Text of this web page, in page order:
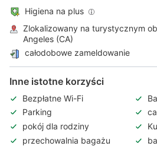
Higiena na plus
Zlokalizowany na turystycznym
Angeles (CA)
całodobowe zameldowanie
Inne istotne korzyści
Bezpłatne Wi-Fi
Parking
pokój dla rodziny
przechowalnia bagażu